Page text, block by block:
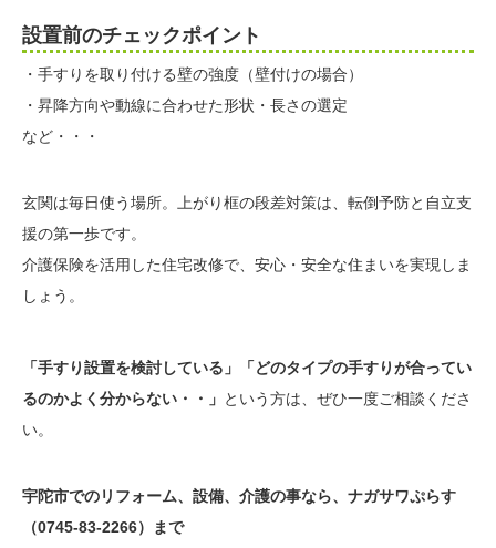
設置前のチェックポイント
・手すりを取り付ける壁の強度（壁付けの場合）
・昇降方向や動線に合わせた形状・長さの選定
など・・・
玄関は毎日使う場所。上がり框の段差対策は、転倒予防と自立支
援の第一歩です。
介護保険を活用した住宅改修で、安心・安全な住まいを実現しま
しょう。
「手すり設置を検討している」「どのタイプの手すりが合ってい
るのかよく分からない・・」 という方は、ぜひ一度ご相談くださ
い。
宇陀市でのリフォーム、設備、介護の事なら、ナガサワぷらす
（0745-83-2266）まで